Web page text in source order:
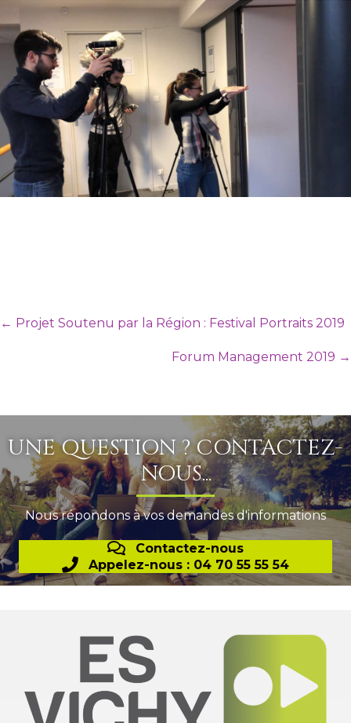
Posts
← Projet Soutenu par la Région : Festival Portraits 2019
Forum Management 2019 →
UNE QUESTION ? CONTACTEZ-
NOUS...
Nous répondons à vos demandes d'informations
Contactez-nous
Appelez-nous : 04 70 55 55 54